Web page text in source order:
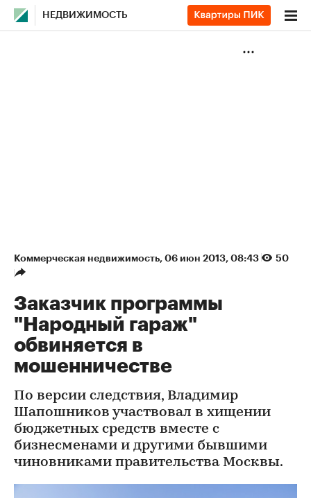
НЕДВИЖИМОСТЬ
Коммерческая недвижимость⁠, 06 июн 2013, 08:43 50
Заказчик программы
"Народный гараж"
обвиняется в
мошенничестве
По версии следствия, Владимир
Шапошников участвовал в хищении
бюджетных средств вместе с
бизнесменами и другими бывшими
чиновниками правительства Москвы.